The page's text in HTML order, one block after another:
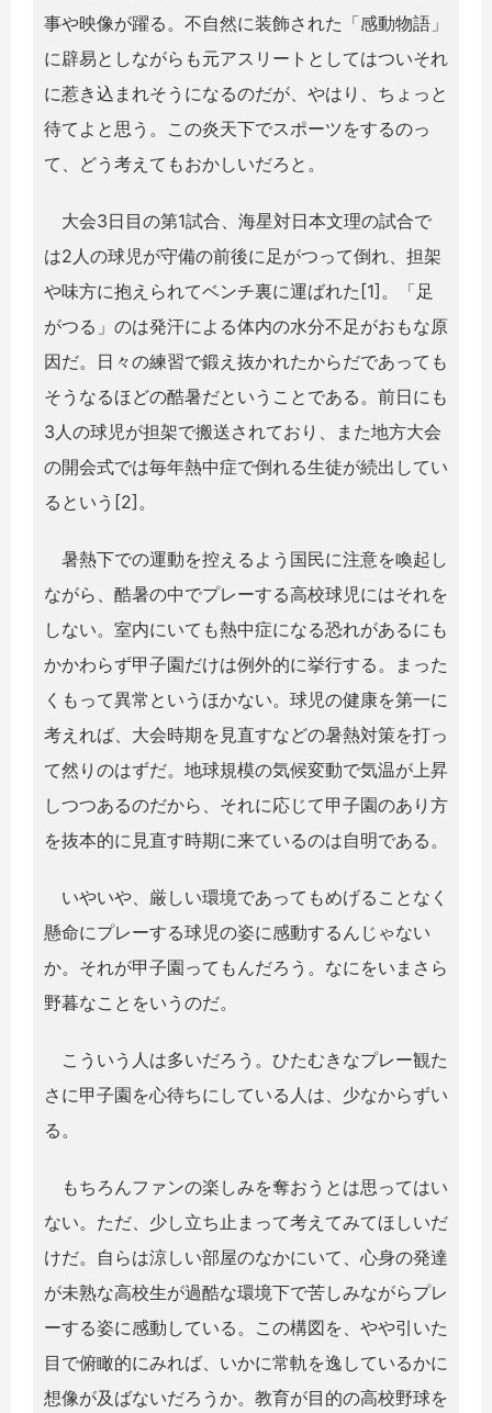
事や映像が躍る。不自然に装飾された「感動物語」
に辟易としながらも元アスリートとしてはついそれ
に惹き込まれそうになるのだが、やはり、ちょっと
待てよと思う。この炎天下でスポーツをするのっ
て、どう考えてもおかしいだろと。
大会3日目の第1試合、海星対日本文理の試合で
は2人の球児が守備の前後に足がつって倒れ、担架
や味方に抱えられてベンチ裏に運ばれた[1]。「足
がつる」のは発汗による体内の水分不足がおもな原
因だ。日々の練習で鍛え抜かれたからだであっても
そうなるほどの酷暑だということである。前日にも
3人の球児が担架で搬送されており、また地方大会
の開会式では毎年熱中症で倒れる生徒が続出してい
るという[2]。
暑熱下での運動を控えるよう国民に注意を喚起し
ながら、酷暑の中でプレーする高校球児にはそれを
しない。室内にいても熱中症になる恐れがあるにも
かかわらず甲子園だけは例外的に挙行する。まった
くもって異常というほかない。球児の健康を第一に
考えれば、大会時期を見直すなどの暑熱対策を打っ
て然りのはずだ。地球規模の気候変動で気温が上昇
しつつあるのだから、それに応じて甲子園のあり方
を抜本的に見直す時期に来ているのは自明である。
いやいや、厳しい環境であってもめげることなく
懸命にプレーする球児の姿に感動するんじゃない
か。それが甲子園ってもんだろう。なにをいまさら
野暮なことをいうのだ。
こういう人は多いだろう。ひたむきなプレー観た
さに甲子園を心待ちにしている人は、少なからずい
る。
もちろんファンの楽しみを奪おうとは思ってはい
ない。ただ、少し立ち止まって考えてみてほしいだ
けだ。自らは涼しい部屋のなかにいて、心身の発達
が未熟な高校生が過酷な環境下で苦しみながらプレ
ーする姿に感動している。この構図を、やや引いた
目で俯瞰的にみれば、いかに常軌を逸しているかに
想像が及ばないだろうか。教育が目的の高校野球を